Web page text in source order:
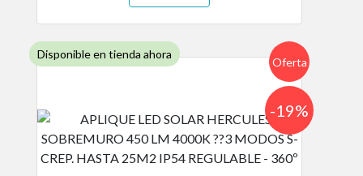
Disponible en tienda ahora
Oferta
-19%